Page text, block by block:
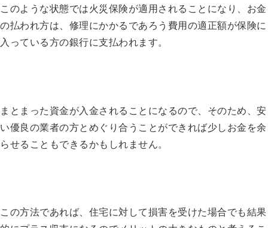
このような状態では火災保険が適用されることになり、お金
の払われ方は、修理にかかるであろう費用の適正額が保険に
入っている方の銀行に支払われます。
まとまった資金が入金されることになるので、そのため、安
い優良の業者の方とめぐり合うことができれば少しお金を余
らせることもできるかもしれません。
この方法であれば、住宅に対して損害を受けた場合でも結果